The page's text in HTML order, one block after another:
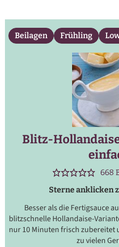
Beilagen Frühling
Blitz-
668
Sterne anklicken
Besser als die Fertigsauce
blitzschnelle Hollandaise-
nur 10 Minuten frisch zubereitet
zu vielen